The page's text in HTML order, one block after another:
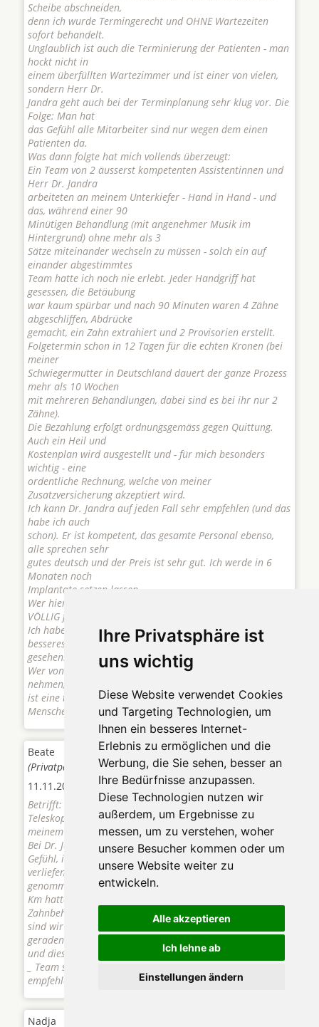
Ihre Privatsphäre ist
uns wichtig
Diese Website verwendet Cookies
und Targeting Technologien, um
Ihnen ein besseres Internet-
Erlebnis zu ermöglichen und die
Werbung, die Sie sehen, besser an
Ihre Bedürfnisse anzupassen.
Diese Technologien nutzen wir
außerdem, um Ergebnisse zu
messen, um zu verstehen, woher
unsere Besucher kommen oder um
unsere Website weiter zu
entwickeln.
Alle akzeptieren
Ich lehne ab
Einstellungen ändern
Scheibe abschneiden,
denn ich wurde Termingerecht und OHNE Wartezeiten
sofort behandelt.
Unglaublich ist auch die Terminierung der Patienten - man
hockt nicht in
einem überfüllten Wartezimmer und ist einer von vielen,
sondern Herr Dr.
Jandra geht auch bei der Terminplanung sehr klug vor. Die
Folge: Man hat
das Gefühl alle Mitarbeiter sind nur wegen dem einen
Patienten da.
Was dann folgte hat mich vollends überzeugt:
Ein Team von 2 äusserst kompetenten Assistentinnen und
Herr Dr. Jandra
arbeiteten an meinem Unterkiefer - Hand in Hand - und
das, während einer 90
Minütigen Behandlung (mit angenehmer Musik im
Hintergrund) ohne mehr als 3
Sätze miteinander wechseln zu müssen - solch ein auf
einander abgestimmtes
Team hatte ich noch nie erlebt. Jeder Handgriff hat
gesessen, die Betäubung
war kaum spürbar und nach 90 Minuten waren 4 Zähne
abgeschliffen, Abdrücke
gemacht, ein Zahn extrahiert und 2 Provisorien erstellt.
Folgetermin schon in 12 Tagen für die echten Kronen (bei
meiner
Schwiegermutter in Deutschland dauert der ganze Prozess
mehr als 10 Wochen
mit mehreren Behandlungen, dabei sind es bei ihr nur 2
Zähne).
Die Bezahlung erfolgt ordnungsgemäss gegen Quittung.
Auch ein Heil und
Kostenplan wird ausgestellt und - für mich besonders
wichtig - eine
ordentliche Rechnung, welche von meiner
Zusatzversicherung akzeptiert wird.
Ich kann Dr. Jandra auf jeden Fall sehr empfehlen (und das
habe ich auch
schon). Er ist kompetent, das gesamte Personal ebenso,
alle sprechen sehr
gutes deutsch und der Preis ist sehr gut. Ich werde in 6
Monaten noch
Implantate setzen lassen.
Wer hier denkt "Zahnersatz aus Osteuropa taugt nix" liegt
VÖLLIG falsch.
Ich habe in meinen 42 Jahren in Deutschland noch kein
besseres Team
gesehen.
Wer von weiter weg kommt, sollte sich ein paar Tage Zeit
nehmen, Karlsbad
ist eine tolle Stadt mit interessanten und freundlichen
Menschen.
Beate
(Privatpatient / Alter: 50 - 65 / Bewertung:(5,0von 5) )
11.11.2014
Betrifft: Vollsanierung mit zahngetragenen
Teleskopprothesen auf Teleskopkronen (Zirkon) bei
meinem Mann (48) und mir (56) im Sept._ Okt. 2014
Bei Dr. Janda und seinem Team hatte man sofort das
Gefühl, in den besten Händen zu sein. Die Behandlungen
verliefen ohne Hektik und unsere Wünsche wurden ernst
genommen. Obwohl wir einen Anfahrtsweg von über 600
Km hatten, freuten wir uns jedes mal, auf diese
Zahnbehandlung, von fünf Terminen. Mit dem Ergebnis
sind wir überglücklich. Endlich ein Lachen mit schönen
geraden Zähnen - ein neues wunderbares Lebensgefühl -
und dies für einen unschlagbaren Preis. Wir sind Dr. Janda
_ Team sehr dankbar und können ihn zu 100% weiter
empfehlen.
Nadja